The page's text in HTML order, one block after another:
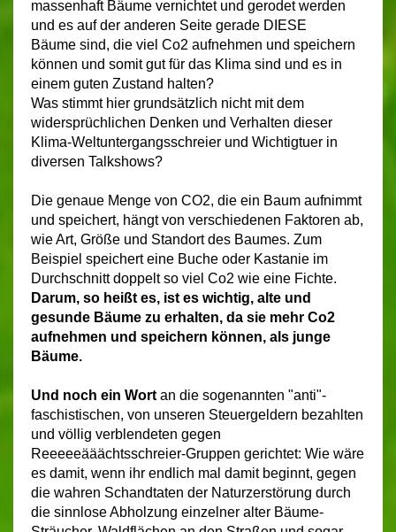
massenhaft Bäume vernichtet und gerodet werden
und es auf der anderen Seite gerade DIESE
Bäume sind, die viel Co2 aufnehmen und speichern
können und somit gut für das Klima sind und es in
einem guten Zustand halten?
Was stimmt hier grundsätzlich nicht mit dem
widersprüchlichen Denken und Verhalten dieser
Klima-Weltuntergangsschreier und Wichtigtuer in
diversen Talkshows?
Die genaue Menge von CO2, die ein Baum aufnimmt
und speichert, hängt von verschiedenen Faktoren ab,
wie Art, Größe und Standort des Baumes. Zum
Beispiel speichert eine Buche oder Kastanie im
Durchschnitt doppelt so viel Co2 wie eine Fichte.
Darum, so heißt es, ist es wichtig, alte und
gesunde Bäume zu erhalten, da sie mehr Co2
aufnehmen und speichern können, als junge
Bäume.
Und noch ein Wort an die sogenannten "anti"-
faschistischen, von unseren Steuergeldern bezahlten
und völlig verblendeten gegen
Reeeeeääächtsschreier-Gruppen gerichtet: Wie wäre
es damit, wenn ihr endlich mal damit beginnt, gegen
die wahren Schandtaten der Naturzerstörung durch
die sinnlose Abholzung einzelner alter Bäume-